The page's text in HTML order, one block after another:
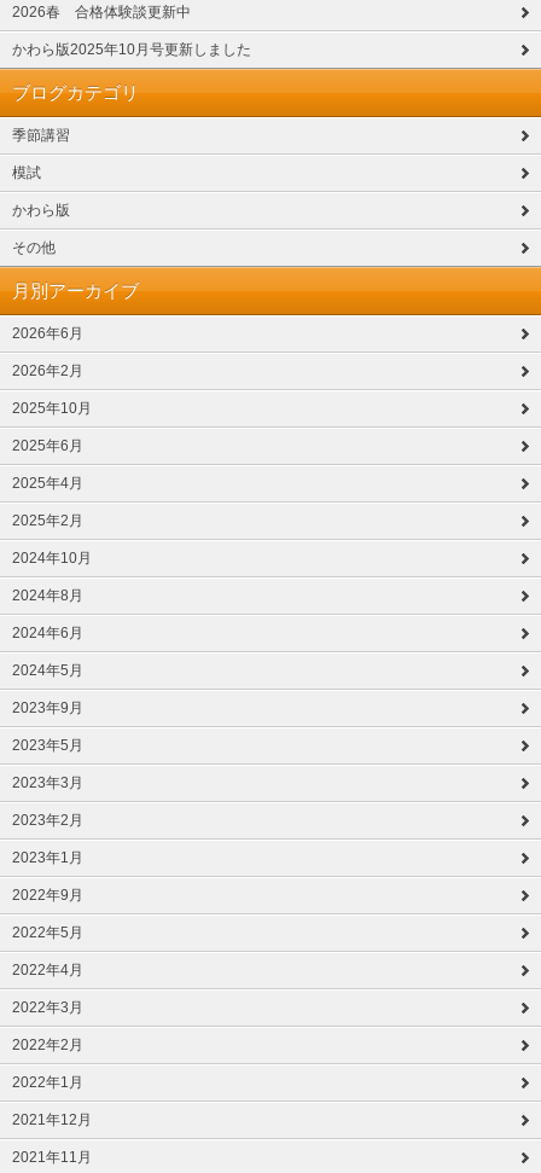
2026春 合格体験談更新中
かわら版2025年10月号更新しました
ブログカテゴリ
季節講習
模試
かわら版
その他
月別アーカイブ
2026年6月
2026年2月
2025年10月
2025年6月
2025年4月
2025年2月
2024年10月
2024年8月
2024年6月
2024年5月
2023年9月
2023年5月
2023年3月
2023年2月
2023年1月
2022年9月
2022年5月
2022年4月
2022年3月
2022年2月
2022年1月
2021年12月
2021年11月